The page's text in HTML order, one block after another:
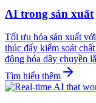
AI trong sản xuất
Tối ưu hóa sản xuất
thúc đẩy kiểm soát
động hóa dây chuyền
Tìm hiểu thêm